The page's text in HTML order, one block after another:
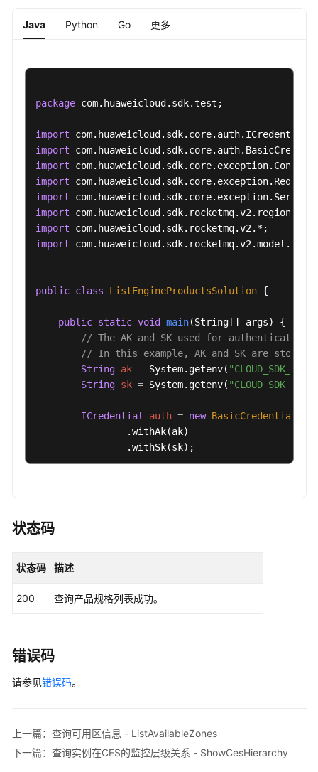
"max_topic"
"50",
"max_consumer" : "500",
"max_storage" : "30000",
"min_storage" : "100",
"product_alias" : "rocketmq.b1.large.1",
"engine_versions"
: "5.x"
"min_storage_per_node"
"300"
},
"qingtian_incompatible" :
false
Java Python Go 更多
package com.huaweicloud.sdk.test;
import
import
import
import
import
import
import
import com.huaweicloud.sdk.rocketmq.v2.model.*;
public class ListEngineProductsSolution {
public static void main(String[] args)
{
// The AK and SK used for
// In this example, AK and SK are stored
String ak = System.getenv( "CLOUD_SDK_AK"
String sk = System.getenv( "CLOUD_SDK_SK"
ICredential auth = new BasicCredentials
                .withAk(ak)
                .withSk(sk);
                .build();
        }
            e.printStackTrace();
        }
            System.out.println(e.getRequestId());
            System.out.println(e.getErrorMsg());
状态码
状态码 描述
200 查询产品规格列表成功。
错误码
请参见错误码。
上一篇：查询可用区信息 - ListAvailableZones
下一篇：查询实例在CES的监控层级关系 - ShowCesHierarchy